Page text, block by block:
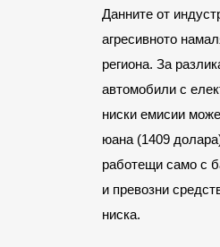
Данните от
агресивното
региона. За
автомобили с
ниски емисии
юана (1409
работещи само с
и превозни
ниска.